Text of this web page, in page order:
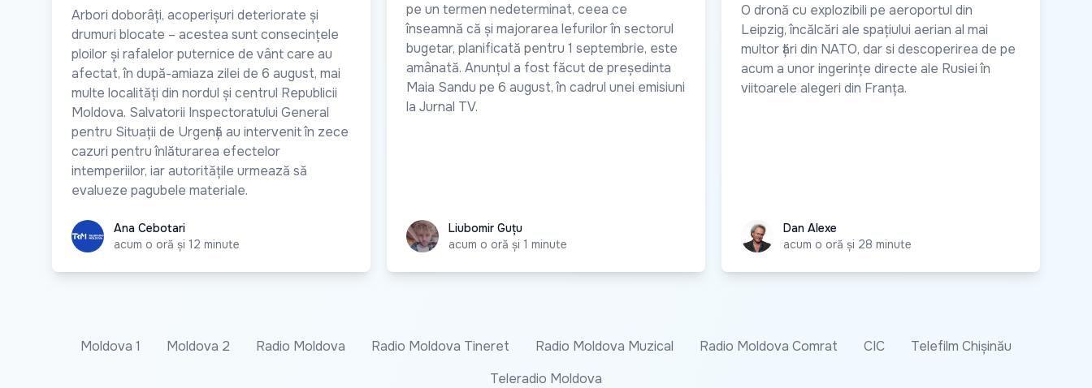
Arbori doborâți, acoperișuri deteriorate și
drumuri blocate – acestea sunt consecințele
ploilor și rafalelor puternice de vânt care au
afectat, în după-amiaza zilei de 6 august, mai
multe localități din nordul și centrul Republicii
Moldova. Salvatorii Inspectoratului General
pentru Situații de Urgență au intervenit în zece
cazuri pentru înlăturarea efectelor
intemperiilor, iar autoritățile urmează să
evalueze pagubele materiale.
Ana CebotariAna Cebotari
acum o oră și 12 minute
pe un termen nedeterminat, ceea ce
înseamnă că și majorarea lefurilor în sectorul
bugetar, planificată pentru 1 septembrie, este
amânată. Anunțul a fost făcut de președinta
Maia Sandu pe 6 august, în cadrul unei emisiuni
la Jurnal TV.
Liubomir Guțu
Liubomir Guțu
acum o oră și 1 minute
O dronă cu explozibili pe aeroportul din
Leipzig, încălcări ale spațiului aerian al mai
multor țări din NATO, dar si descoperirea de pe
acum a unor ingerințe directe ale Rusiei în
viitoarele alegeri din Franța.
Dan AlexeDan Alexe
acum o oră și 28 minute
Moldova 1 Moldova 2 Radio Moldova Radio Moldova Tineret Radio Moldova Muzical Radio Moldova Comrat CIC
Telefilm Chișinău
Teleradio Moldova